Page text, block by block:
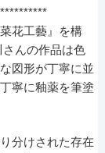
花工藝』を構
んの作品は色
図形が丁寧に並
寧に釉薬を筆塗
分けされた存在